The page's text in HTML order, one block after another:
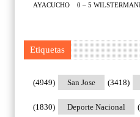
AYACUCHO 0 – 5
Etiquetas
San Jose
(4949) (3418)
Deporte Nacional
(1830)